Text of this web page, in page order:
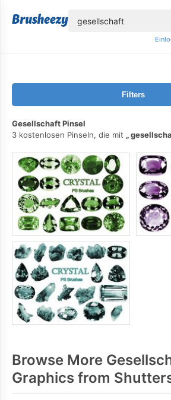
Filters
Gesellschaft Pinsel
3 kostenlosen Pinseln, die mit
Browse More
Graphics from